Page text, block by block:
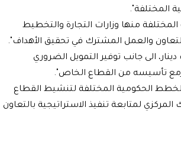
المختلفة".
منها وزارات التجارة والتخطيط
والعمل المشترك في تحقيق الأهداف".
بزيادة حجم الائتمان بأكثر من 7 ترليونات دينار، الى جانب توفير التمويل الضروري
تأسيسه من القطاع الخاص".
الحكومية المختلفة لتنشيط القطاع
لمتابعة تنفيذ الاستراتيجية بالتعاون